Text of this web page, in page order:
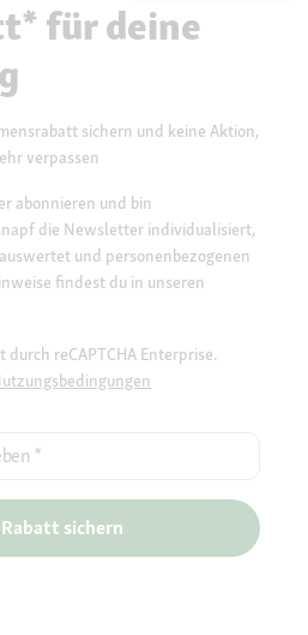
für deine
sichern und keine Aktion,
verpassen
abonnieren und bin
die Newsletter individualisiert,
und personenbezogenen
findest du in unseren
reCAPTCHA Enterprise.
*
sichern